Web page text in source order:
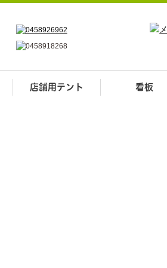
店舗用テント 看板